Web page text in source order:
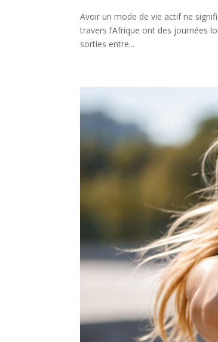
Avoir un mode de vie actif ne
travers l’Afrique ont des journées
sorties entre...